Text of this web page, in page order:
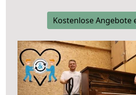
Kostenlose Angebote